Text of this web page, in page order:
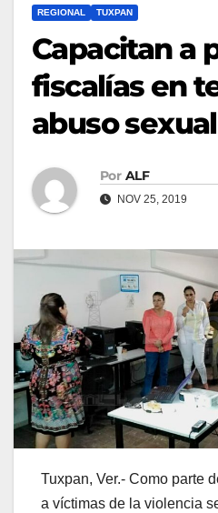
REGIONAL TUXPAN
Capacitan a
fiscalías en
abuso sexual
Por ALF
NOV 25, 2019
Tuxpan, Ver.- Como parte
a víctimas de la violencia